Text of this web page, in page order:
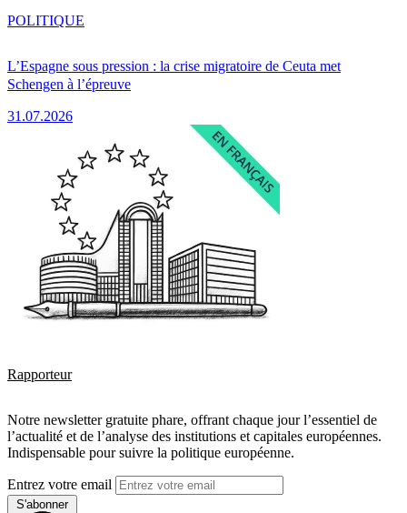
L’Espagne sous pression : la crise migratoire de Ceuta met
Schengen à l’épreuve
31.07.2026
POLITIQUE
Rapporteur
Notre newsletter gratuite phare, offrant chaque jour l’essentiel de
l’actualité et de l’analyse des institutions et capitales européennes.
Indispensable pour suivre la politique européenne.
Entrez votre email
S'abonner